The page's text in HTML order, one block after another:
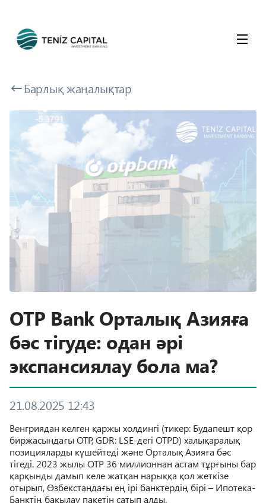
Барлық жаңалықтар
OTP Bank Орталық Азияға
бәс тігуде: одан әрі
экспансиялау бола ма?
21.08.2025 12:43
Венгриядан келген қаржы холдингі (тикер: Будапешт қор
биржасындағы OTP, GDR: LSE-дегі OTPD) халықаралық
позицияларды күшейтеді және Орталық Азияға бәс
тігеді. 2023 жылы OTP 36 миллионнан астам тұрғыны бар
қарқынды дамып келе жатқан нарыққа қол жеткізе
отырып, Өзбекстандағы ең ірі банктердің бірі – Ипотека-
Банктің бақылау пакетін сатып алды.